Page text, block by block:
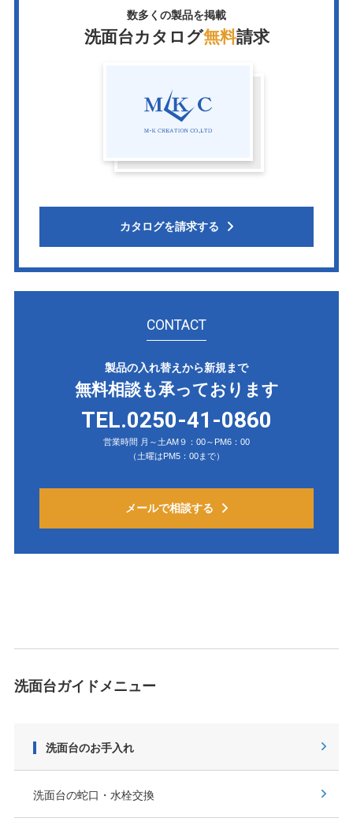
数多くの製品を掲載
洗面台カタログ無料請求
カタログを請求する
CONTACT
製品の入れ替えから新規まで
無料相談も承っております
TEL.0250-41-0860
営業時間 月～土AM９：00～PM6：00
（土曜はPM5：00まで）
メールで相談する
洗面台ガイドメニュー
洗面台のお手入れ
洗面台の蛇口・水栓交換